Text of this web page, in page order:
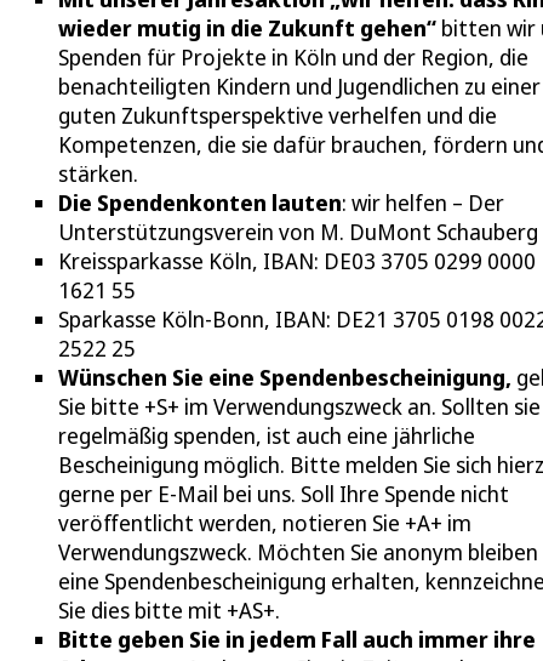
wieder mutig in die Zukunft gehen“ bitten wir
Spenden für Projekte in Köln und der Region, die
benachteiligten Kindern und Jugendlichen zu einer
guten Zukunftsperspektive verhelfen und die
Kompetenzen, die sie dafür brauchen, fördern
stärken.
Die Spendenkonten lauten: wir helfen – Der
Unterstützungsverein von M. DuMont Schauberg
Kreissparkasse Köln, IBAN: DE03 3705 0299 0000
1621 55
Sparkasse Köln-Bonn, IBAN: DE21 3705 0198
2522 25
Wünschen Sie eine Spendenbescheinigung,
Sie bitte +S+ im Verwendungszweck an. Sollten sie
regelmäßig spenden, ist auch eine jährliche
Bescheinigung möglich. Bitte melden Sie sich
gerne per E-Mail bei uns. Soll Ihre Spende nicht
veröffentlicht werden, notieren Sie +A+ im
Verwendungszweck. Möchten Sie anonym
eine Spendenbescheinigung erhalten,
Sie dies bitte mit +AS+.
Bitte geben Sie in jedem Fall auch immer ihre